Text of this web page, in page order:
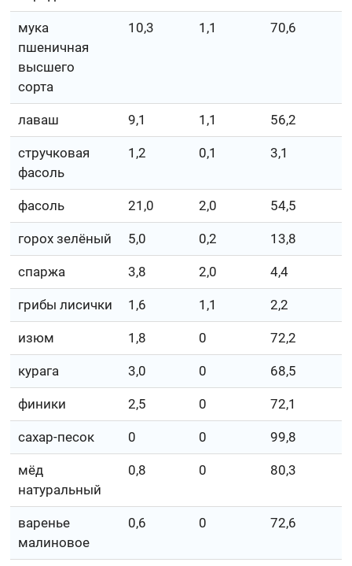
мука
пшеничная
высшего
сорта
10,3 1,1 70,6
лаваш 9,1 1,1 56,2
стручковая
фасоль
1,2 0,1 3,1
фасоль 21,0 2,0 54,5
горох зелёный 5,0 0,2 13,8
спаржа 3,8 2,0 4,4
грибы лисички 1,6 1,1 2,2
изюм 1,8 0 72,2
курага 3,0 0 68,5
финики 2,5 0 72,1
сахар-песок 0 0 99,8
мёд
натуральный
0,8 0 80,3
варенье
малиновое
0,6 0 72,6